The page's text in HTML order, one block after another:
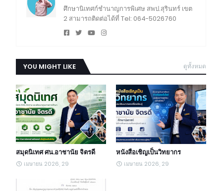
ศึกษานิเทศก์ชำนาญการพิเศษ สพป.สุรินทร์ เขต
2 สามารถติดต่อได้ที่ Tel: 064-5026760
YOU MIGHT LIKE ดูทั้งหมด
สมุดนิเทศ ศน.อาชานัย จิตรดี
เมษายน 2026, 29
หนังสือเชิญเป็นวิทยากร
เมษายน 2026, 29